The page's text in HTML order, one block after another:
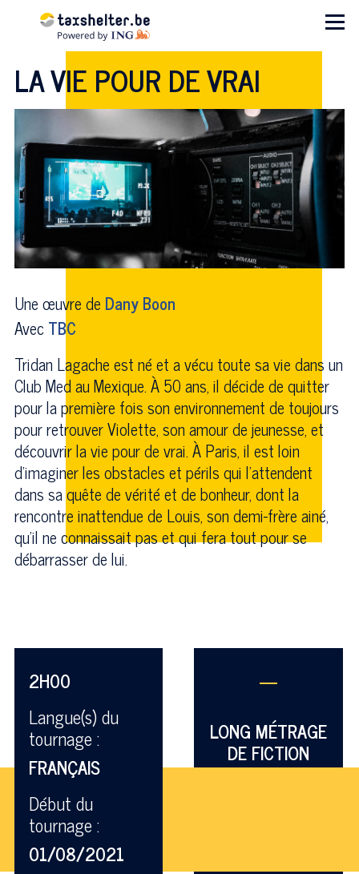
Aller au contenu principal
Menu
LA VIE POUR DE VRAI
Une œuvre de Dany Boon
AvecTBC
Tridan Lagache est né et a vécu toute sa vie dans un
Club Med au Mexique. À 50 ans, il décide de quitter
pour la première fois son environnement de toujours
pour retrouver Violette, son amour de jeunesse, et
découvrir la vie pour de vrai. À Paris, il est loin
d’imaginer les obstacles et périls qui l’attendent
dans sa quête de vérité et de bonheur, dont la
rencontre inattendue de Louis, son demi-frère ainé,
qu’il ne connaissait pas et qui fera tout pour se
débarrasser de lui.
2H00
Langue(s) du
tournage :
FRANÇAIS
Début du
tournage :
01/08/2021
—
LONG MÉTRAGE
DE FICTION